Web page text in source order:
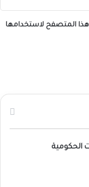
هذا المتصفح لاستخدامها
الحكومية